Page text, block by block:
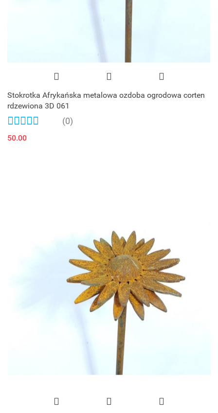
Stokrotka Afrykańska metalowa ozdoba ogrodowa corten
rdzewiona 3D 061
(0)
50.00